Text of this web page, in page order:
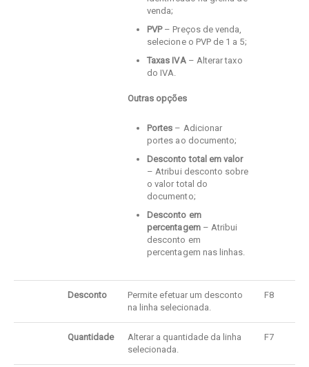
venda;
PVP– Preços de venda,
selecione o PVP de 1 a 5;
Taxas IVA– Alterar taxo
do IVA.
Outras opções
Portes – Adicionar
portes ao documento;
Desconto total em valor
– Atribui desconto sobre
o valor total do
documento;
Desconto em
percentagem– Atribui
desconto em
percentagem nas linhas.
Desconto
Permite efetuar um desconto
na linha selecionada.
F8
Quantidade
Alterar a quantidade da linha
selecionada.
F7